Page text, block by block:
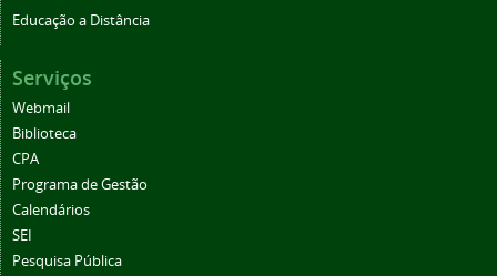
Educação a Distância
Serviços
Webmail
Biblioteca
CPA
Programa de Gestão
Calendários
SEI
Pesquisa Pública